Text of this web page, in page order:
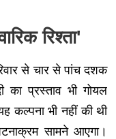
रिश्ता'
से चार से पांच दशक
का प्रस्ताव भी गोयल
कल्पना भी नहीं की थी
सामने आएगा।